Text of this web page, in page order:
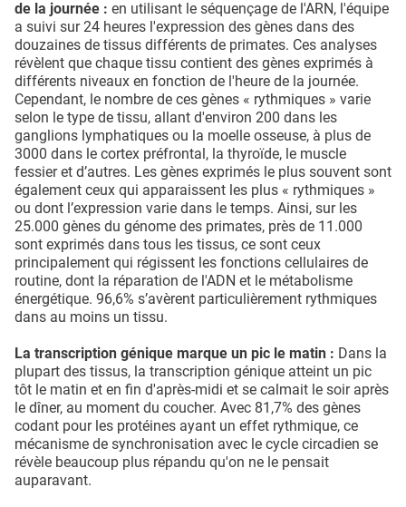
de la journée : en utilisant le séquençage de l'ARN, l'équipe
a suivi sur 24 heures l'expression des gènes dans des
douzaines de tissus différents de primates. Ces analyses
révèlent que chaque tissu contient des gènes exprimés à
différents niveaux en fonction de l'heure de la journée.
Cependant, le nombre de ces gènes « rythmiques » varie
selon le type de tissu, allant d'environ 200 dans les
ganglions lymphatiques ou la moelle osseuse, à plus de
3000 dans le cortex préfrontal, la thyroïde, le muscle
fessier et d’autres. Les gènes exprimés le plus souvent sont
également ceux qui apparaissent les plus « rythmiques »
ou dont l’expression varie dans le temps. Ainsi, sur les
25.000 gènes du génome des primates, près de 11.000
sont exprimés dans tous les tissus, ce sont ceux
principalement qui régissent les fonctions cellulaires de
routine, dont la réparation de l'ADN et le métabolisme
énergétique. 96,6% s’avèrent particulièrement rythmiques
dans au moins un tissu.
La transcription génique marque un pic le matin : Dans la
plupart des tissus, la transcription génique atteint un pic
tôt le matin et en fin d'après-midi et se calmait le soir après
le dîner, au moment du coucher. Avec 81,7% des gènes
codant pour les protéines ayant un effet rythmique, ce
mécanisme de synchronisation avec le cycle circadien se
révèle beaucoup plus répandu qu'on ne le pensait
auparavant.